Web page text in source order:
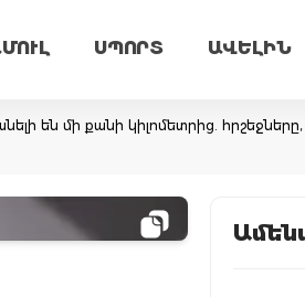
ՍՊՈՐՏ ԱՎԵԼԻՆ
են մի քանի կիլոմետրից.